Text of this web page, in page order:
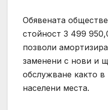
Обявената
стойност 3 499
позволи
заменени с нови и
обслужване както в
населени места.